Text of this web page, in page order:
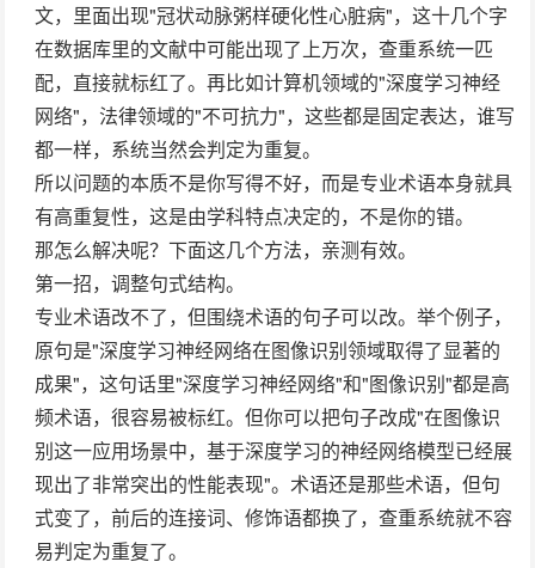
文，里面出现"冠状动脉粥样硬化性心脏病"，这十几个字
在数据库里的文献中可能出现了上万次，查重系统一匹
配，直接就标红了。再比如计算机领域的"深度学习神经
网络"，法律领域的"不可抗力"，这些都是固定表达，谁写
都一样，系统当然会判定为重复。
所以问题的本质不是你写得不好，而是专业术语本身就具
有高重复性，这是由学科特点决定的，不是你的错。
那怎么解决呢？下面这几个方法，亲测有效。
第一招，调整句式结构。
专业术语改不了，但围绕术语的句子可以改。举个例子，
原句是"深度学习神经网络在图像识别领域取得了显著的
成果"，这句话里"深度学习神经网络"和"图像识别"都是高
频术语，很容易被标红。但你可以把句子改成"在图像识
别这一应用场景中，基于深度学习的神经网络模型已经展
现出了非常突出的性能表现"。术语还是那些术语，但句
式变了，前后的连接词、修饰语都换了，查重系统就不容
易判定为重复了。